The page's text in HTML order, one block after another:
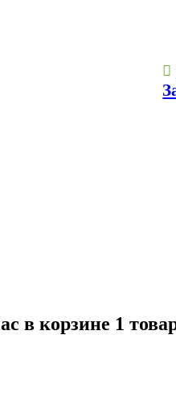
в корзине 1